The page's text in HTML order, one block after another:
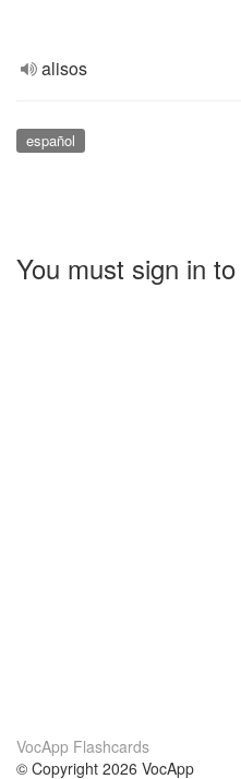
alisos
español
You must sign in
VocApp Flashcards
© Copyright 2026 VocApp